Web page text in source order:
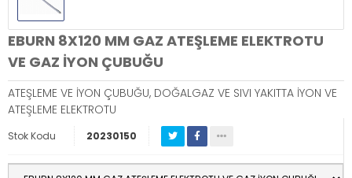
EBURN 8X120 MM GAZ ATEŞLEME ELEKTROTU
VE GAZ İYON ÇUBUĞU
ATEŞLEME VE İYON ÇUBUĞU, DOĞALGAZ VE SIVI YAKITTA İYON VE
ATEŞLEME ELEKTROTU
Stok Kodu 20230150